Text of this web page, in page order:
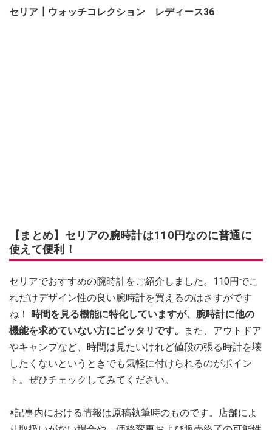
セリア┃
ウォッチコレクション レディース36
【まとめ】セリアの腕時計は110円なのに普通に
使えて便利！
セリアでおすすめの腕時計をご紹介しました。110円でこ
れだけデザイン性の良い腕時計を買えるのはさすがです
ね！
時間を見る機能に特化していますが、腕時計に他の
機能を求めていない方にピッタリです。
また、アウトドア
やキャンプなど、時間は見たいけれど値段の張る時計を壊
したくないというときでも気軽に付けられるのがポイン
ト。ぜひチェックしてみてください。
※記事内における情報は原稿執筆時のものです。店舗によ